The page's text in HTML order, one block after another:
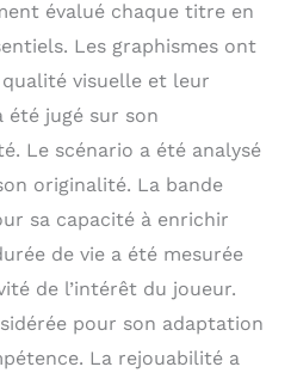
évalué chaque titre en
Les graphismes ont
visuelle et leur
été jugé sur son
Le scénario a été analysé
originalité. La bande
sa capacité à enrichir
de vie a été mesurée
de l’intérêt du joueur.
pour son adaptation
La rejouabilité a